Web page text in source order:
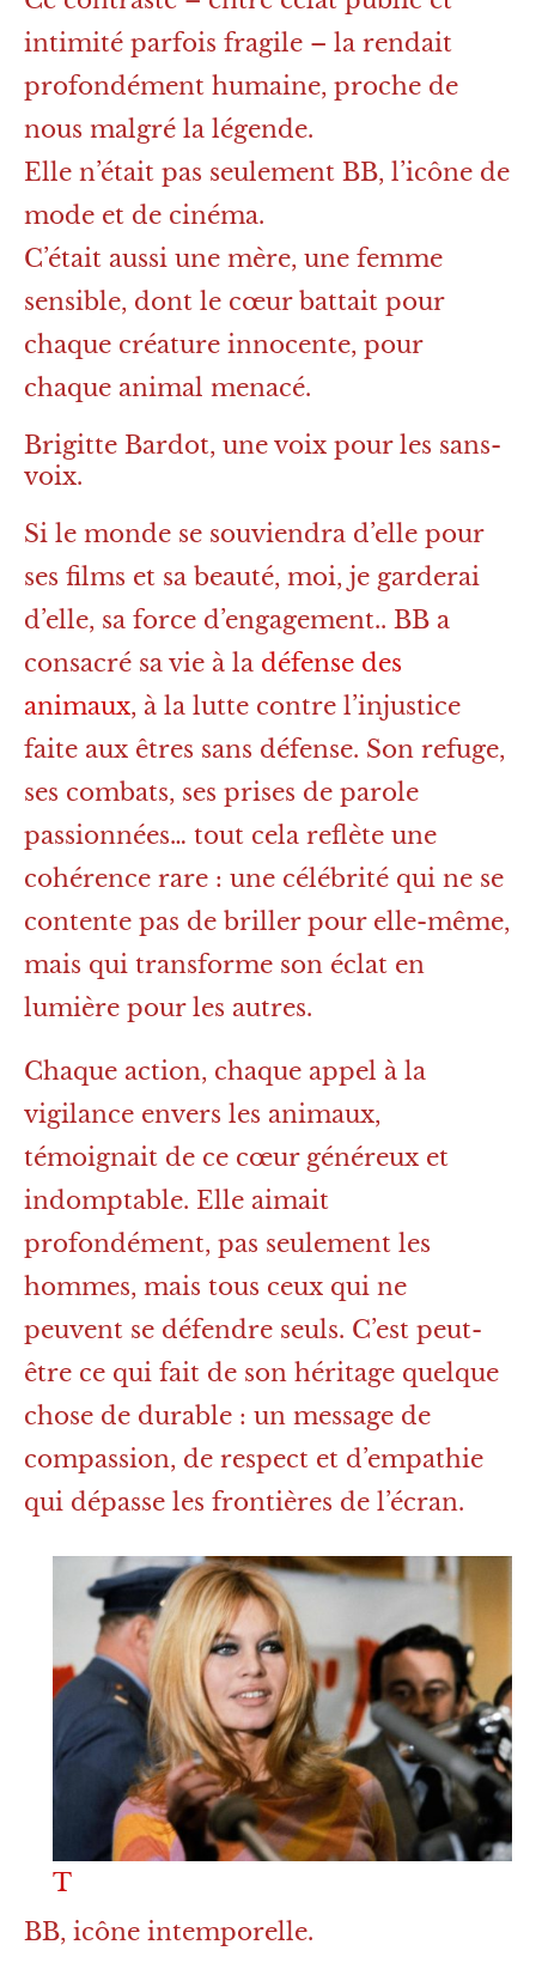
intimité parfois fragile – la rendait
profondément humaine, proche de
nous malgré la légende.
Elle n’était pas seulement BB, l’icône de
mode et de cinéma.
C’était aussi une mère, une femme
sensible, dont le cœur battait pour
chaque créature innocente, pour
chaque animal menacé.
Brigitte Bardot, une voix pour les sans-
voix.
Si le monde se souviendra d’elle pour
ses films et sa beauté, moi, je garderai
d’elle, sa force d’engagement.. BB a
consacré sa vie à la défense des
animaux, à la lutte contre l’injustice
faite aux êtres sans défense. Son refuge,
ses combats, ses prises de parole
passionnées… tout cela reflète une
cohérence rare : une célébrité qui ne se
contente pas de briller pour elle-même,
mais qui transforme son éclat en
lumière pour les autres.
Chaque action, chaque appel à la
vigilance envers les animaux,
témoignait de ce cœur généreux et
indomptable. Elle aimait
profondément, pas seulement les
hommes, mais tous ceux qui ne
peuvent se défendre seuls. C’est peut-
être ce qui fait de son héritage quelque
chose de durable : un message de
compassion, de respect et d’empathie
qui dépasse les frontières de l’écran.
T
BB, icône intemporelle.